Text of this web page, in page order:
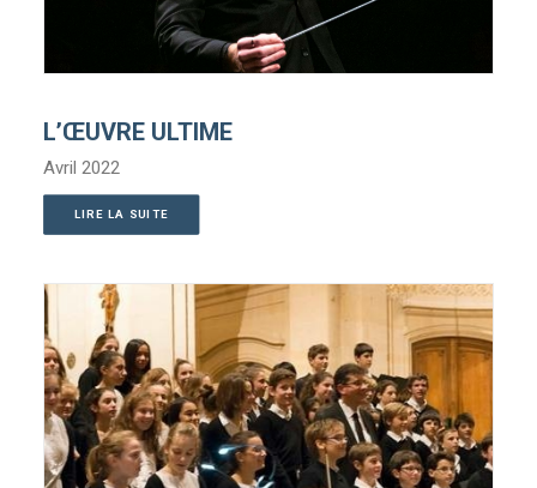
L’ŒUVRE ULTIME
Avril 2022
LIRE LA SUITE